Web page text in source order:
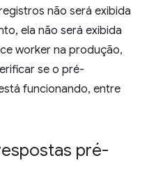
não será exibida
ela não será exibida
worker na produção,
se o pré-
funcionando, entre
pré-